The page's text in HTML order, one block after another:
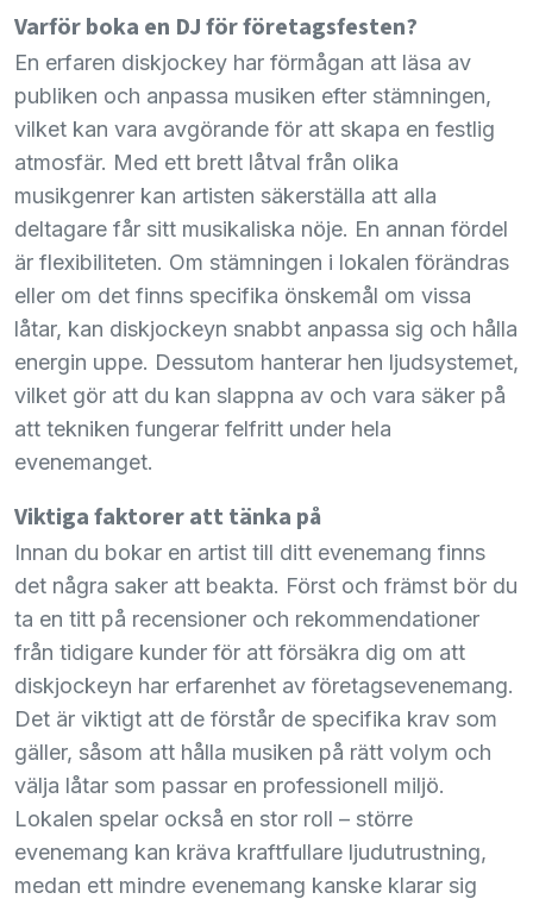
Varför boka en DJ för företagsfesten?
En erfaren diskjockey har förmågan att läsa av
publiken och anpassa musiken efter stämningen,
vilket kan vara avgörande för att skapa en festlig
atmosfär. Med ett brett låtval från olika
musikgenrer kan artisten säkerställa att alla
deltagare får sitt musikaliska nöje. En annan fördel
är flexibiliteten. Om stämningen i lokalen förändras
eller om det finns specifika önskemål om vissa
låtar, kan diskjockeyn snabbt anpassa sig och hålla
energin uppe. Dessutom hanterar hen ljudsystemet,
vilket gör att du kan slappna av och vara säker på
att tekniken fungerar felfritt under hela
evenemanget.
Viktiga faktorer att tänka på
Innan du bokar en artist till ditt evenemang finns
det några saker att beakta. Först och främst bör du
ta en titt på recensioner och rekommendationer
från tidigare kunder för att försäkra dig om att
diskjockeyn har erfarenhet av företagsevenemang.
Det är viktigt att de förstår de specifika krav som
gäller, såsom att hålla musiken på rätt volym och
välja låtar som passar en professionell miljö.
Lokalen spelar också en stor roll – större
evenemang kan kräva kraftfullare ljudutrustning,
medan ett mindre evenemang kanske klarar sig